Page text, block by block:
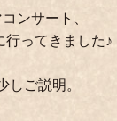
ンサート、
行ってきました♪
しご説明。